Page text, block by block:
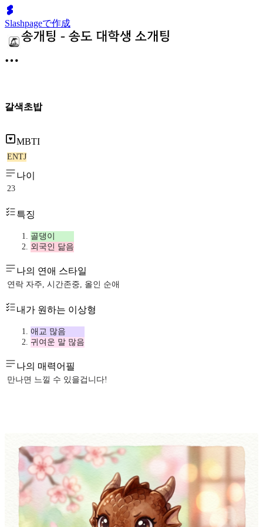
Slashpageで作成
갈색초밥
MBTI
ENTJ
나이
23
특징
골댕이
외국인 닮음
나의 연애 스타일
연락 자주, 시간존중, 올인 순애
내가 원하는 이상형
애교 많음
귀여운 말 많음
나의 매력어필
만나면 느낄 수 있을겁니다!